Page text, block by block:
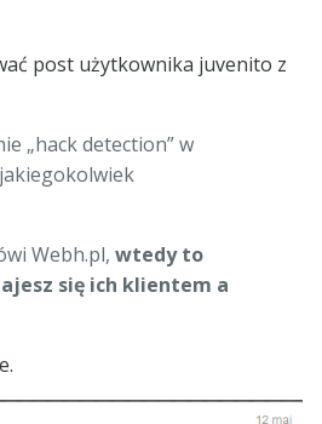
post użytkownika juvenito z
„hack detection” w
Webh.pl, wtedy to
się ich klientem a